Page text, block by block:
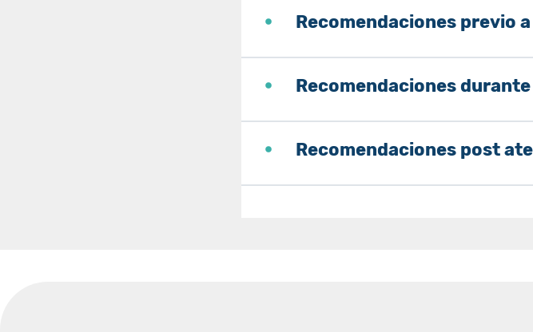
Recomendaciones previo
Recomendaciones
Recomendaciones post